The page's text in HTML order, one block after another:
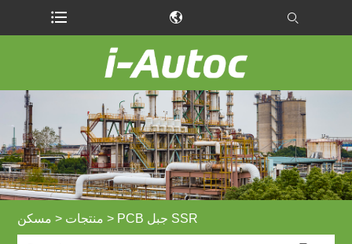
مسكن > منتجات > PCB جبل SSR